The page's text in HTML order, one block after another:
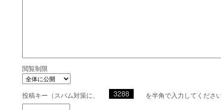
閲覧制限
投稿キー（スパム対策に、 を半角で入力してくださ